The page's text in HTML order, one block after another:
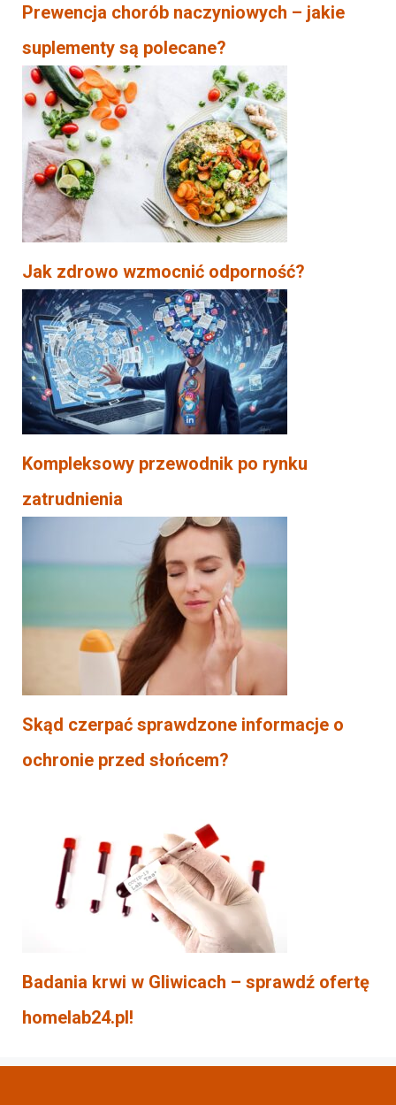
Prewencja chorób naczyniowych – jakie
suplementy są polecane?
Jak zdrowo wzmocnić odporność?
Kompleksowy przewodnik po rynku
zatrudnienia
Skąd czerpać sprawdzone informacje o
ochronie przed słońcem?
Badania krwi w Gliwicach – sprawdź ofertę
homelab24.pl!